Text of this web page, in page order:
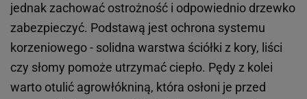
jednak zachować ostrożność i odpowiednio drzewko
zabezpieczyć. Podstawą jest ochrona systemu
korzeniowego - solidna warstwa ściółki z kory, liści
czy słomy pomoże utrzymać ciepło. Pędy z kolei
warto otulić agrowłókniną, która osłoni je przed